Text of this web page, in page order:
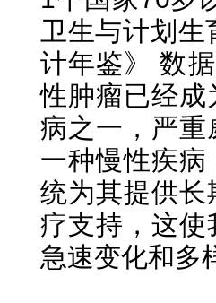
卫生与计划
计年鉴》 数
性肿瘤已经
病之一，严
一种慢性疾
统为其提供
疗支持，这
急速变化和多